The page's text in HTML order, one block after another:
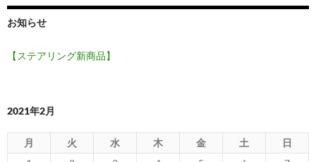
お知らせ
【ステアリング新商品】
2021年2月
月 火 水 木 金 土
日